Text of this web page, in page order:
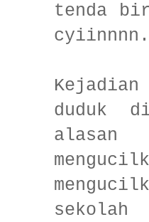
tenda
duduk
alasan
sekolah